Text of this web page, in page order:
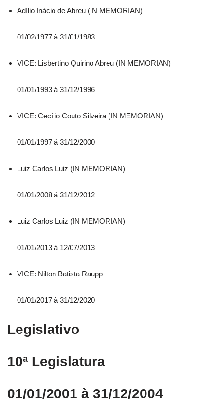
Adílio Inácio de Abreu (IN MEMORIAN)
01/02/1977 à 31/01/1983
VICE: Lisbertino Quirino Abreu (IN MEMORIAN)
01/01/1993 á 31/12/1996
VICE: Cecílio Couto Silveira (IN MEMORIAN)
01/01/1997 á 31/12/2000
Luiz Carlos Luiz (IN MEMORIAN)
01/01/2008 á 31/12/2012
Luiz Carlos Luiz (IN MEMORIAN)
01/01/2013 à 12/07/2013
VICE: Nilton Batista Raupp
01/01/2017 à 31/12/2020
Legislativo
10ª Legislatura
01/01/2001 à 31/12/2004